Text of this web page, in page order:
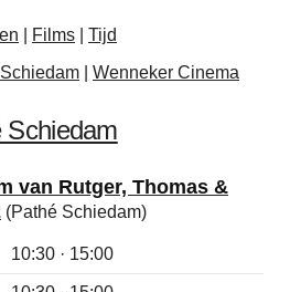
Films
Tijd
Wenneker Cinema
Schiedam
van Rutger, Thomas &
(Pathé Schiedam)
10:30 · 15:00